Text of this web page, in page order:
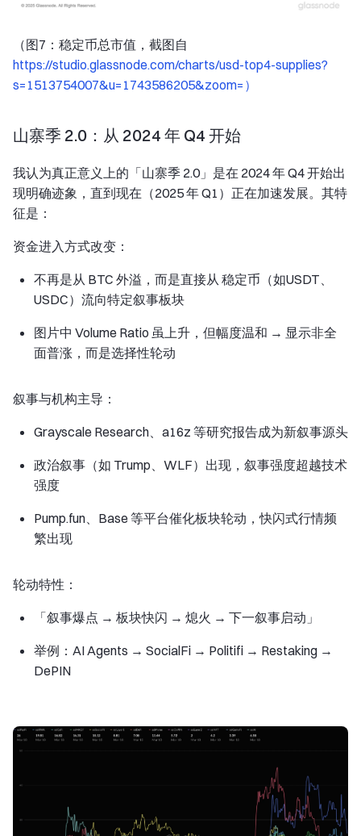
（图7：稳定币总市值，截图自
https://studio.glassnode.com/charts/usd-top4-supplies?
s=1513754007&u=1743586205&zoom=）
山寨季 2.0：从 2024 年 Q4 开始
我认为真正意义上的「山寨季 2.0」是在 2024 年 Q4 开始出
现明确迹象，直到现在（2025 年 Q1）正在加速发展。其特
征是：
资金进入方式改变：
不再是从 BTC 外溢，而是直接从 稳定币（如USDT、
USDC）流向特定叙事板块
图片中 Volume Ratio 虽上升，但幅度温和 → 显示非全
面普涨，而是选择性轮动
叙事与机构主导：
Grayscale Research、a16z 等研究报告成为新叙事源头
政治叙事（如 Trump、WLF）出现，叙事强度超越技术
强度
Pump.fun、Base 等平台催化板块轮动，快闪式行情频
繁出现
轮动特性：
「叙事爆点 → 板块快闪 → 熄火 → 下一叙事启动」
举例：AI Agents → SocialFi → Politifi → Restaking →
DePIN